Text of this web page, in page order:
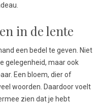
in de lente
een bedel te geven. Niet
gelegenheid, maar ook
Een bloem, dier of
woorden. Daardoor voelt
zien dat je hebt